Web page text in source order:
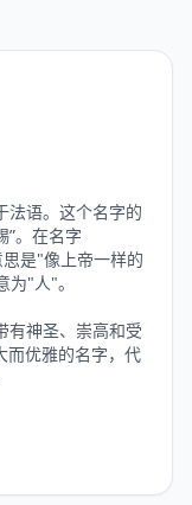
法语。这个名字的
”。在名字
是"像上帝一样的
"人"。
有神圣、崇高和受
而优雅的名字，代